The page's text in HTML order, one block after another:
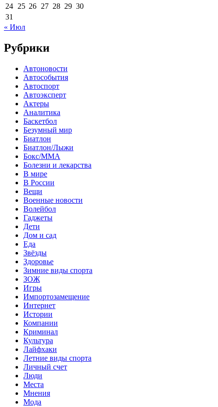
24 25 26 27 28 29 30
31
« Июл
Рубрики
Автоновости
Автособытия
Автоспорт
Автоэксперт
Актеры
Аналитика
Баскетбол
Безумный мир
Биатлон
Биатлон/Лыжи
Бокс/MMA
Болезни и лекарства
В мире
В России
Вещи
Военные новости
Волейбол
Гаджеты
Дети
Дом и сад
Еда
Звёзды
Здоровье
Зимние виды спорта
ЗОЖ
Игры
Импортозамещение
Интернет
Истории
Компании
Криминал
Культура
Лайфхаки
Летние виды спорта
Личный счет
Люди
Места
Мнения
Мода